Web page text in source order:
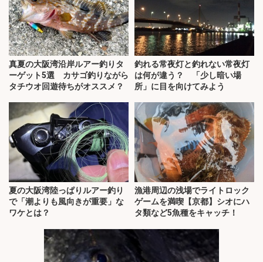
真夏の大阪湾沿岸ルアー釣りタ
ーゲット5選 カサゴ釣りながら
タチウオ回遊待ちがオススメ？
釣れる常夜灯と釣れない常夜灯
は何が違う？ 「少し暗い場
所」に目を向けてみよう
夏の大阪湾陸っぱりルアー釣り
で「潮よりも風向きが重要」な
ワケとは？
漁港周辺の浅場でライトロック
ゲームを満喫【京都】シオにハ
タ類など5魚種をキャッチ！